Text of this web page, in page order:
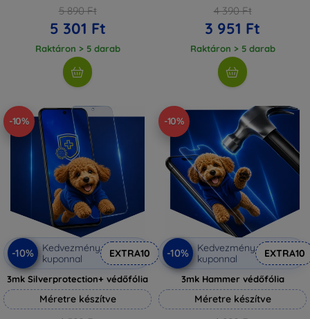
5 890 Ft
5 301 Ft
Raktáron > 5 darab
4 390 Ft
3 951 Ft
Raktáron > 5 darab
-10%
-10%
Kedvezmény
kuponnal
EXTRA10
3mk Silverprotection+ védőfólia
Méretre készítve
-10%
-10%
Kedvezmény
kuponnal
EXTRA10
3mk Hammer védőfólia
Méretre készítve